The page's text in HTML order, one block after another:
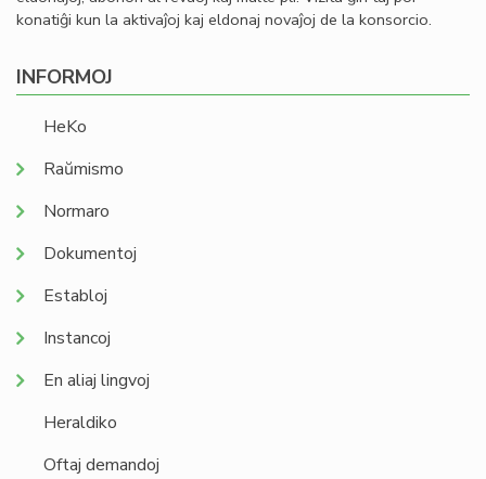
konatiĝi kun la aktivaĵoj kaj eldonaj novaĵoj de la konsorcio.
INFORMOJ
HeKo
Raŭmismo
Normaro
Dokumentoj
Establoj
Instancoj
En aliaj lingvoj
Heraldiko
Oftaj demandoj